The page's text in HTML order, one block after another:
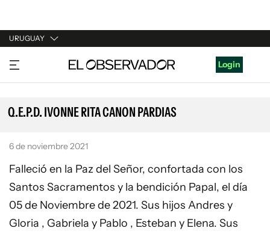
URUGUAY
URUGUAY
ARGENTINA
ESPAÑA
Login
Q.E.P.D. IVONNE RITA CANON PARDIAS
6 de noviembre 2021
Falleció en la Paz del Señor, confortada con los
Santos Sacramentos y la bendición Papal, el día
05 de Noviembre de 2021. Sus hijos Andres y
Gloria , Gabriela y Pablo , Esteban y Elena. Sus